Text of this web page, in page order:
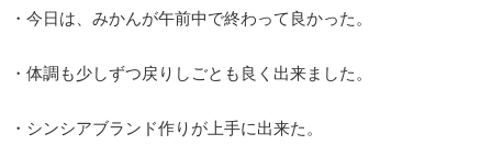
・今日は、みかんが午前中で終わって良かった。
・体調も少しずつ戻りしごとも良く出来ました。
・シンシアブランド作りが上手に出来た。